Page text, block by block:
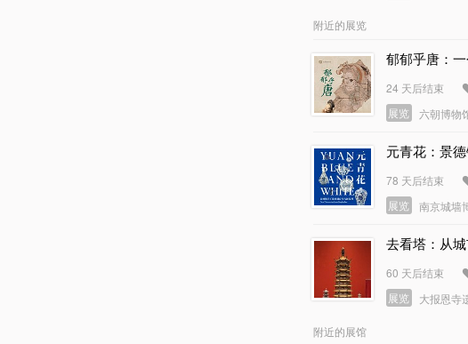
附近的展览
郁郁乎唐：
24 天后结束
展览
六朝博物
元青花：景
78 天后结束
展览
南京城墙
去看塔：从
60 天后结束
展览
大报恩寺
附近的展馆